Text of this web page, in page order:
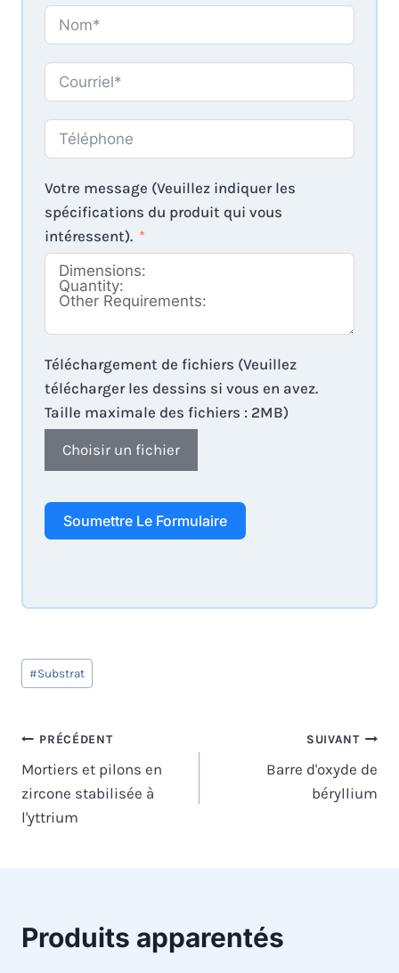
Votre message (Veuillez indiquer les
spécifications du produit qui vous
intéressent).
Téléchargement de fichiers (Veuillez
télécharger les dessins si vous en avez.
Taille maximale des fichiers : 2MB)
Choisir un fichier
Soumettre Le Formulaire
Étiquettes
de
publication :
#Substrat
Navigation
de
l’article
PRÉCÉDENT
Mortiers et pilons en
zircone stabilisée à
l'yttrium
SUIVANT
Barre d'oxyde de
béryllium
Produits apparentés